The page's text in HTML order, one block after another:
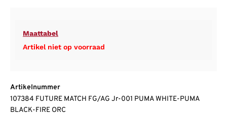
Maattabel
Artikel niet op voorraad
Artikelnummer
107384 FUTURE MATCH FG/AG Jr-001 PUMA WHITE-PUMA
BLACK-FIRE ORC